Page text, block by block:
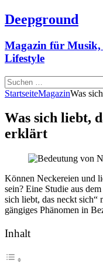
Deepground
Magazin für
Lifestyle
Suchen
nach:
StartseiteMagazinWas
Was sich liebt,
erklärt
Können Neckereien und
sein? Eine Studie aus
sich liebt, das neckt sich“
gängiges Phänomen in
Inhalt